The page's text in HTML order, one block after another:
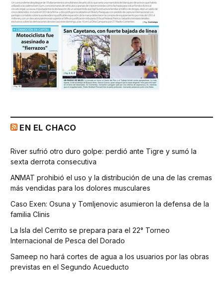
EN EL CHACO
River sufrió otro duro golpe: perdió ante Tigre y sumó la
sexta derrota consecutiva
ANMAT prohibió el uso y la distribución de una de las cremas
más vendidas para los dolores musculares
Caso Exen: Osuna y Tomljenovic asumieron la defensa de la
familia Clinis
La Isla del Cerrito se prepara para el 22° Torneo
Internacional de Pesca del Dorado
Sameep no hará cortes de agua a los usuarios por las obras
previstas en el Segundo Acueducto